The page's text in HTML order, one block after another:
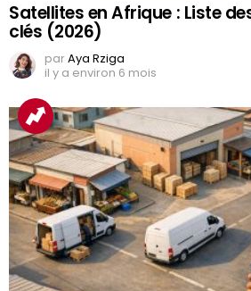
Satellites en Afrique : Liste
clés (2026)
parAya Rziga
il y a environ 6 mois